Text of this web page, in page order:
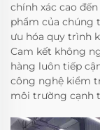
chính xác cao
phẩm của chúng
ưu hóa quy trình
Cam kết không
hàng luôn tiếp
công nghệ kiểm
môi trường cạnh